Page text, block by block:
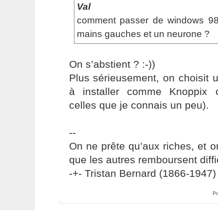
Val
comment passer de windows
mains gauches et un neurone ?
On s’abstient ? :-))
Plus sérieusement, on choisit
à installer comme Knoppix
celles que je connais un peu).
--
On ne prête qu’aux riches, et
que les autres remboursent
-+- Tristan Bernard (1866-1947)